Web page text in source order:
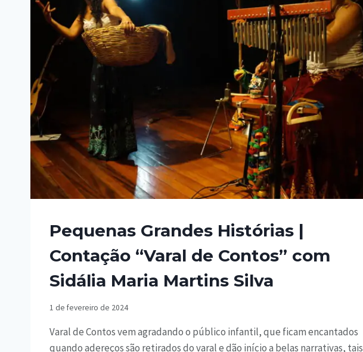
Pequenas Grandes Histórias |
Contação “Varal de Contos” com
Sidália Maria Martins Silva
1 de fevereiro de 2024
Varal de Contos vem agradando o público infantil, que ficam encantados
quando adereços são retirados do varal e dão início a belas narrativas, tais